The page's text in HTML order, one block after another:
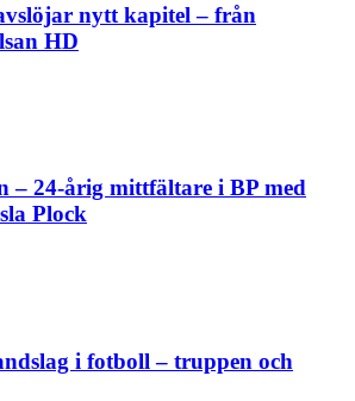
nytt kapitel – från
HD
– 24-årig mittfältare i BP med
Plock
i fotboll – truppen och